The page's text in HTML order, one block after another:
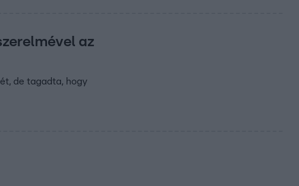
az
de tagadta, hogy